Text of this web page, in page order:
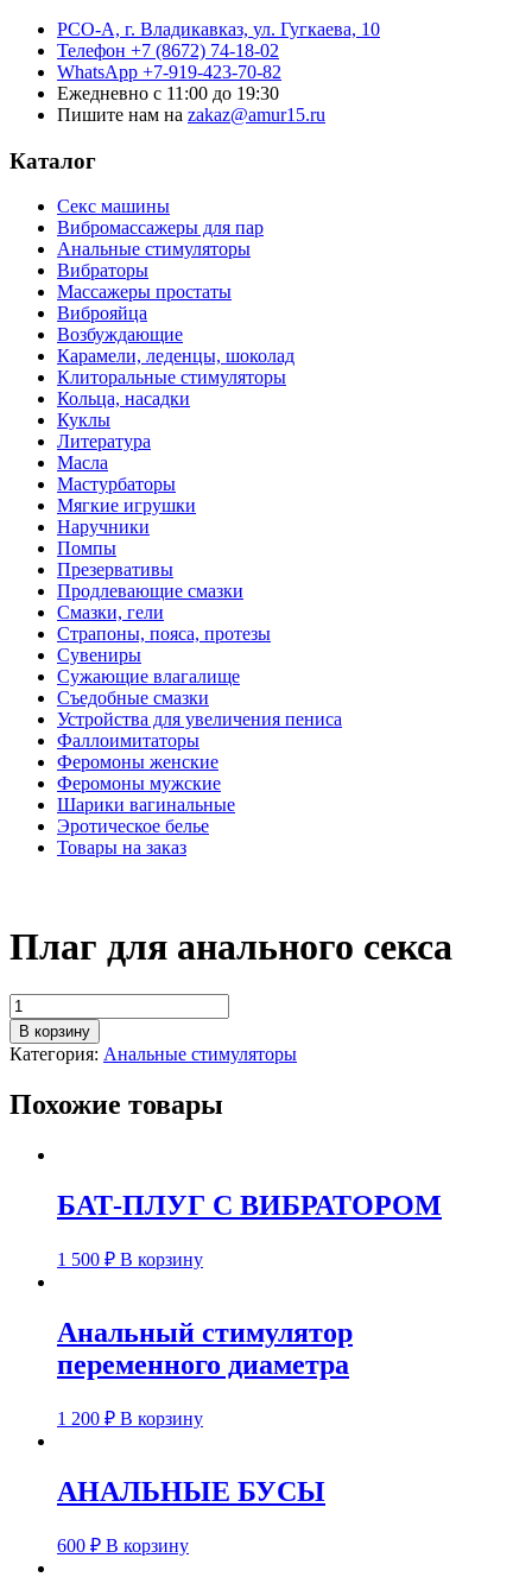
РСО-А, г. Владикавказ, ул. Гугкаева, 10
Телефон +7 (8672) 74-18-02
WhatsApp +7-919-423-70-82
Ежедневно с 11:00 до 19:30
Пишите нам на zakaz@amur15.ru
Каталог
Секс машины
Вибромассажеры для пар
Анальные стимуляторы
Вибраторы
Массажеры простаты
Виброяйца
Возбуждающие
Карамели, леденцы, шоколад
Клиторальные стимуляторы
Кольца, насадки
Куклы
Литература
Масла
Мастурбаторы
Мягкие игрушки
Наручники
Помпы
Презервативы
Продлевающие смазки
Смазки, гели
Страпоны, пояса, протезы
Сувениры
Сужающие влагалище
Съедобные смазки
Устройства для увеличения пениса
Фаллоимитаторы
Феромоны женские
Феромоны мужские
Шарики вагинальные
Эротическое белье
Товары на заказ
Плаг для анального секса
В корзину
Категория: Анальные стимуляторы
Похожие товары
БАТ-ПЛУГ С ВИБРАТОРОМ
1 500 ₽ В корзину
Анальный стимулятор
переменного диаметра
1 200 ₽ В корзину
АНАЛЬНЫЕ БУСЫ
600 ₽ В корзину